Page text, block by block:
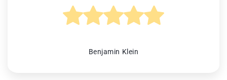
Benjamin Klein